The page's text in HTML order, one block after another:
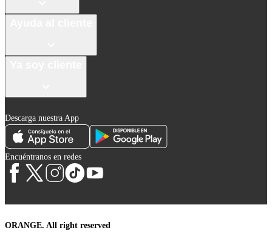
Descarga nuestra App
Encuéntranos en redes
ORANGE. All right reserved